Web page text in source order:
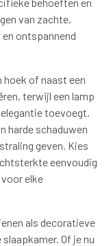
van zachte,
ontspannend
hoek of naast een
terwijl een lamp
toevoegt.
harde schaduwen
geven. Kies
eenvoudig
elke
als decoratieve
Of je nu